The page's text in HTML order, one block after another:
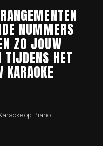
NUMMERS
ZO JOUW
TIJDENS HET
KARAOKE
op Piano